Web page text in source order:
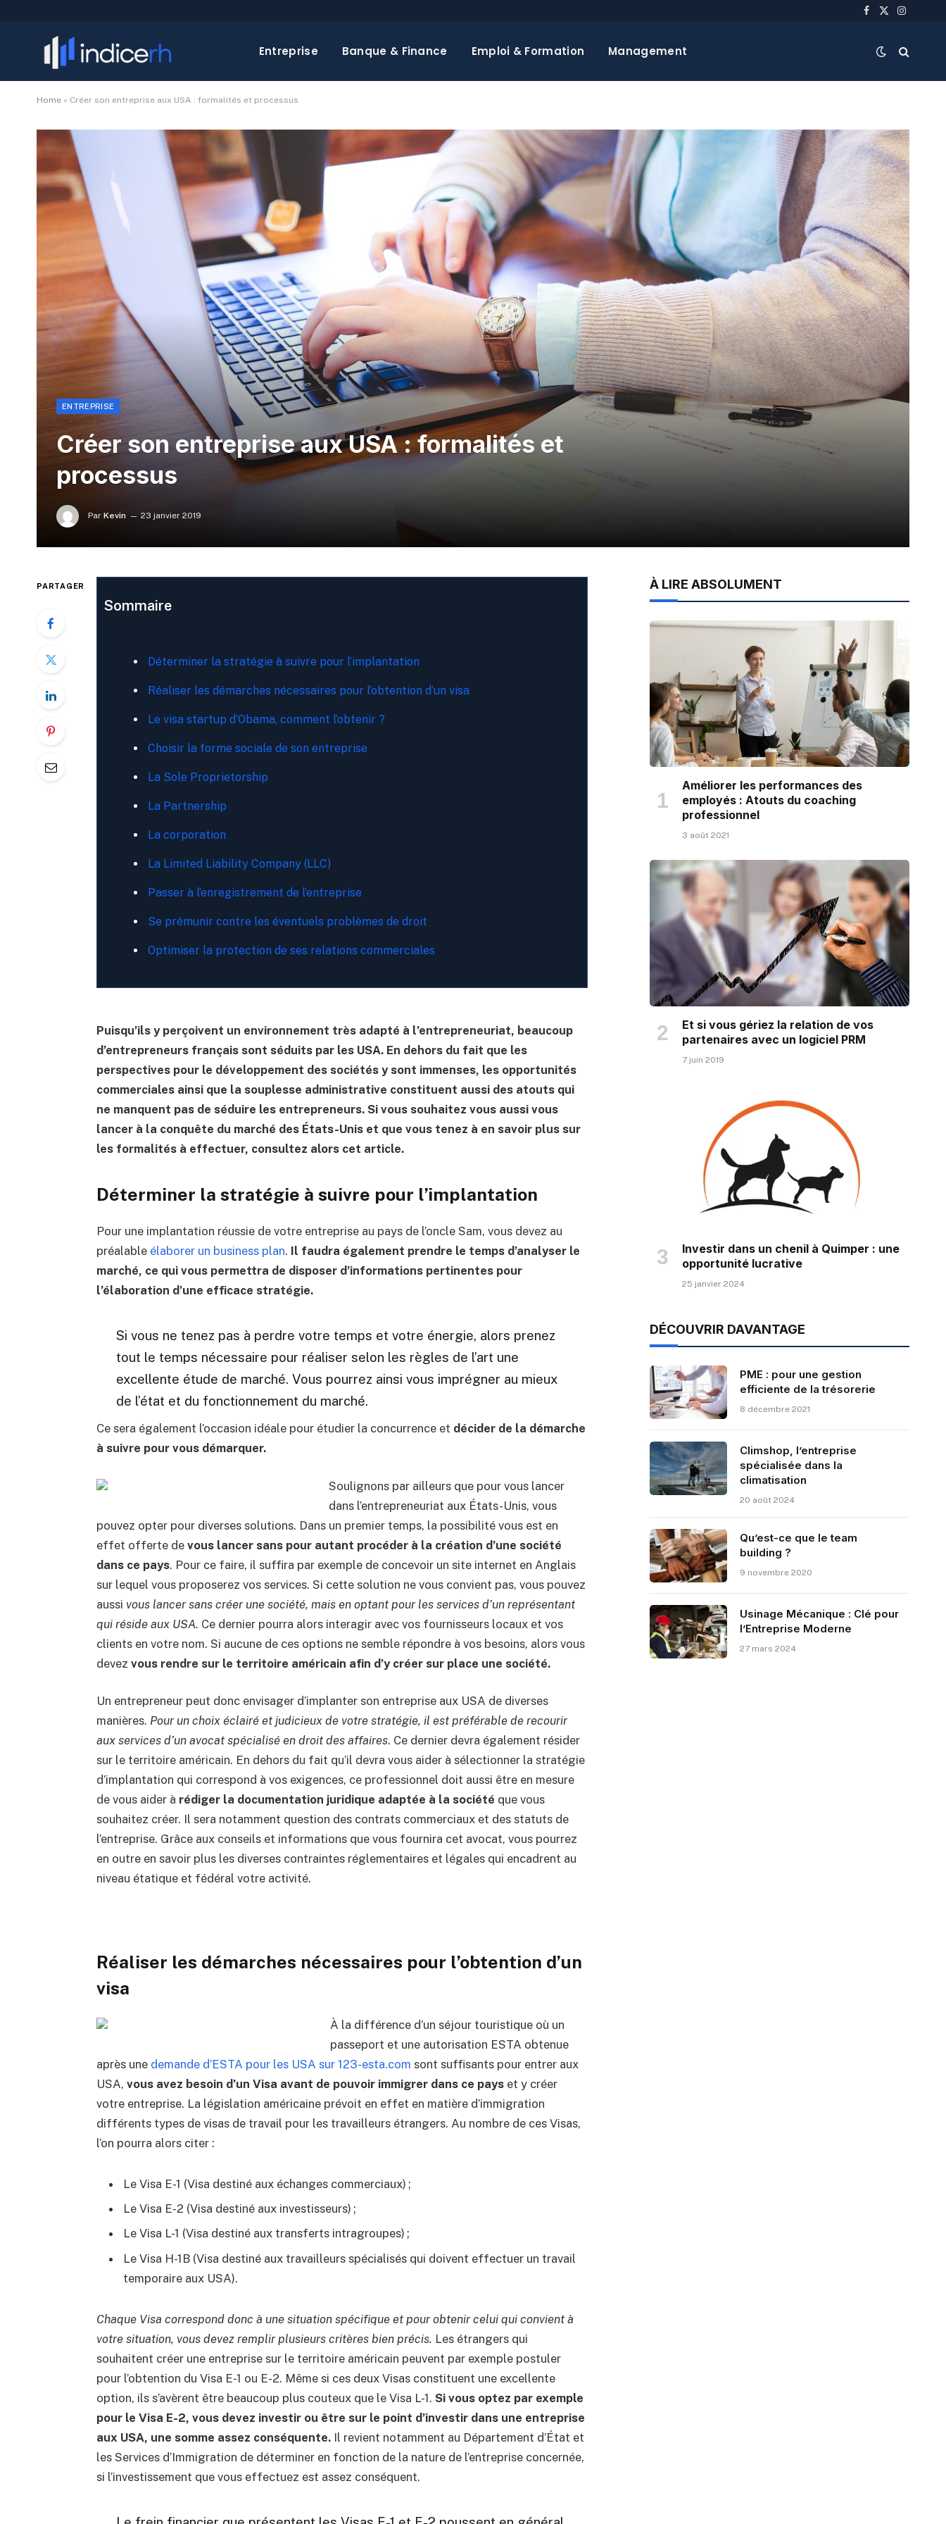
Facebook
X
Entreprise Banque & Finance Emploi & Formation Management
Home » Créer son entreprise aux USA : formalités et processus
ENTREPRISE
Créer son entreprise aux USA : formalités et
processus
Par Kevin 23 janvier 2019
PARTAGER
Sommaire
Déterminer la stratégie à suivre pour l’implantation
Réaliser les démarches nécessaires pour l’obtention d’un visa
Le visa startup d’Obama, comment l’obtenir ?
Choisir la forme sociale de son entreprise
La Sole Proprietorship
La Partnership
La corporation
La Limited Liability Company (LLC)
Passer à l’enregistrement de l’entreprise
Se prémunir contre les éventuels problèmes de droit
Optimiser la protection de ses relations commerciales
Puisqu’ils y perçoivent un environnement très adapté à l’entrepreneuriat, beaucoup
d’entrepreneurs français sont séduits par les USA. En dehors du fait que les
perspectives pour le développement des sociétés y sont immenses, les opportunités
commerciales ainsi que la souplesse administrative constituent aussi des atouts qui
ne manquent pas de séduire les entrepreneurs. Si vous souhaitez vous aussi vous
lancer à la conquête du marché des États-Unis et que vous tenez à en savoir plus sur
les formalités à effectuer, consultez alors cet article.
Déterminer la stratégie à suivre pour l’implantation
Pour une implantation réussie de votre entreprise au pays de l’oncle Sam, vous devez au
préalable élaborer un business plan. Il faudra également prendre le temps d’analyser le
marché, ce qui vous permettra de disposer d’informations pertinentes pour
l’élaboration d’une efficace stratégie.
Si vous ne tenez pas à perdre votre temps et votre énergie, alors prenez
tout le temps nécessaire pour réaliser selon les règles de l’art une
excellente étude de marché. Vous pourrez ainsi vous imprégner au mieux
de l’état et du fonctionnement du marché.
Ce sera également l’occasion idéale pour étudier la concurrence et décider de la démarche
à suivre pour vous démarquer.
Soulignons par ailleurs que pour vous lancer
dans l’entrepreneuriat aux États-Unis, vous
pouvez opter pour diverses solutions. Dans un premier temps, la possibilité vous est en
effet offerte de vous lancer sans pour autant procéder à la création d’une société
dans ce pays. Pour ce faire, il suffira par exemple de concevoir un site internet en Anglais
sur lequel vous proposerez vos services. Si cette solution ne vous convient pas, vous pouvez
aussi vous lancer sans créer une société, mais en optant pour les services d’un représentant
qui réside aux USA. Ce dernier pourra alors interagir avec vos fournisseurs locaux et vos
clients en votre nom. Si aucune de ces options ne semble répondre à vos besoins, alors vous
devez vous rendre sur le territoire américain afin d’y créer sur place une société.
Un entrepreneur peut donc envisager d’implanter son entreprise aux USA de diverses
manières. Pour un choix éclairé et judicieux de votre stratégie, il est préférable de recourir
aux services d’un avocat spécialisé en droit des affaires. Ce dernier devra également résider
sur le territoire américain. En dehors du fait qu’il devra vous aider à sélectionner la stratégie
d’implantation qui correspond à vos exigences, ce professionnel doit aussi être en mesure
de vous aider à rédiger la documentation juridique adaptée à la société que vous
souhaitez créer. Il sera notamment question des contrats commerciaux et des statuts de
l’entreprise. Grâce aux conseils et informations que vous fournira cet avocat, vous pourrez
en outre en savoir plus les diverses contraintes réglementaires et légales qui encadrent au
niveau étatique et fédéral votre activité.
Réaliser les démarches nécessaires pour l’obtention d’un
visa
À la différence d’un séjour touristique où un
passeport et une autorisation ESTA obtenue
après une demande d’ESTA pour les USA sur 123-esta.com sont suffisants pour entrer aux
USA, vous avez besoin d’un Visa avant de pouvoir immigrer dans ce payset y créer
votre entreprise. La législation américaine prévoit en effet en matière d’immigration
différents types de visas de travail pour les travailleurs étrangers. Au nombre de ces Visas,
l’on pourra alors citer :
Le Visa E-1 (Visa destiné aux échanges commerciaux) ;
Le Visa E-2 (Visa destiné aux investisseurs) ;
Le Visa L-1 (Visa destiné aux transferts intragroupes) ;
Le Visa H-1B (Visa destiné aux travailleurs spécialisés qui doivent effectuer un travail
temporaire aux USA).
Chaque Visa correspond donc à une situation spécifique et pour obtenir celui qui convient à
votre situation, vous devez remplir plusieurs critères bien précis. Les étrangers qui
souhaitent créer une entreprise sur le territoire américain peuvent par exemple postuler
pour l’obtention du Visa E-1 ou E-2. Même si ces deux Visas constituent une excellente
option, ils s’avèrent être beaucoup plus couteux que le Visa L-1. Si vous optez par exemple
pour le Visa E-2, vous devez investir ou être sur le point d’investir dans une entreprise
aux USA, une somme assez conséquente.Il revient notamment au Département d’État et
les Services d’Immigration de déterminer en fonction de la nature de l’entreprise concernée,
si l’investissement que vous effectuez est assez conséquent.
À LIRE ABSOLUMENT
Améliorer les performances des
employés : Atouts du coaching
professionnel
3 août 2021
Et si vous gériez la relation de vos
partenaires avec un logiciel PRM
7 juin 2019
Investir dans un chenil à Quimper : une
opportunité lucrative
25 janvier 2024
DÉCOUVRIR DAVANTAGE
PME : pour une gestion
efficiente de la trésorerie
8 décembre 2021
Climshop, l’entreprise
spécialisée dans la
climatisation
20 août 2024
Qu’est-ce que le team
building ?
9 novembre 2020
Usinage Mécanique : Clé pour
l’Entreprise Moderne
27 mars 2024